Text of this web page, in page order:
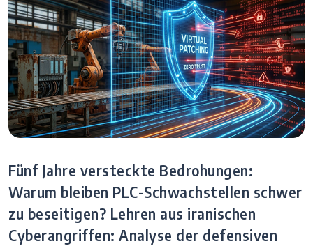
Fünf Jahre versteckte Bedrohungen:
Warum bleiben PLC-Schwachstellen schwer
zu beseitigen? Lehren aus iranischen
Cyberangriffen: Analyse der defensiven